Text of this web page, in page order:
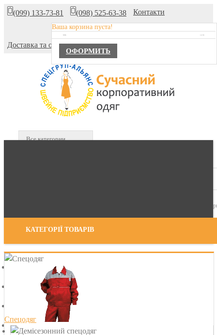
(099) 133-73-81 (098) 525-63-38
Контакти
Доставка та оплата
Все категории
0,00
Ваша корзина пуста!
ОФОРМИТЬ
КАТЕГОРІЇ ТОВАРІВ
Спецодяг